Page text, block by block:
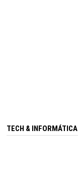
TECH & INFORMÁTICA